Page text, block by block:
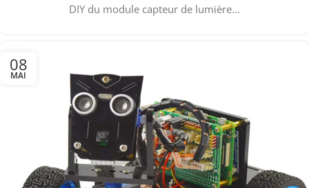
DIY du module capteur de lumière...
08
MAI